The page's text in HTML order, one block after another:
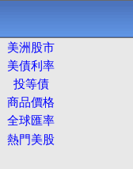
美洲股市
美債利率
投等債
商品價格
全球匯率
熱門美股